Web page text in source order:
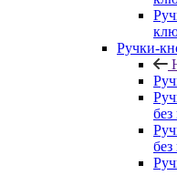
Ручки-